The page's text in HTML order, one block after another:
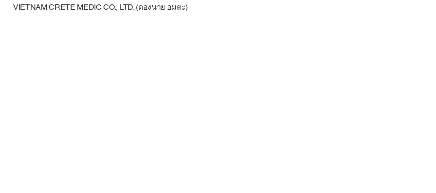
VIETNAM CRETE MEDIC CO., LTD. (ดองนาย อมตะ)